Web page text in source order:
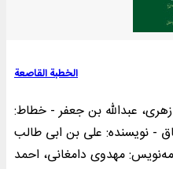
الخطبة القاصعة
عبدالله بن جعفر - خطاط:
- نویسنده: علی بن ابی طالب